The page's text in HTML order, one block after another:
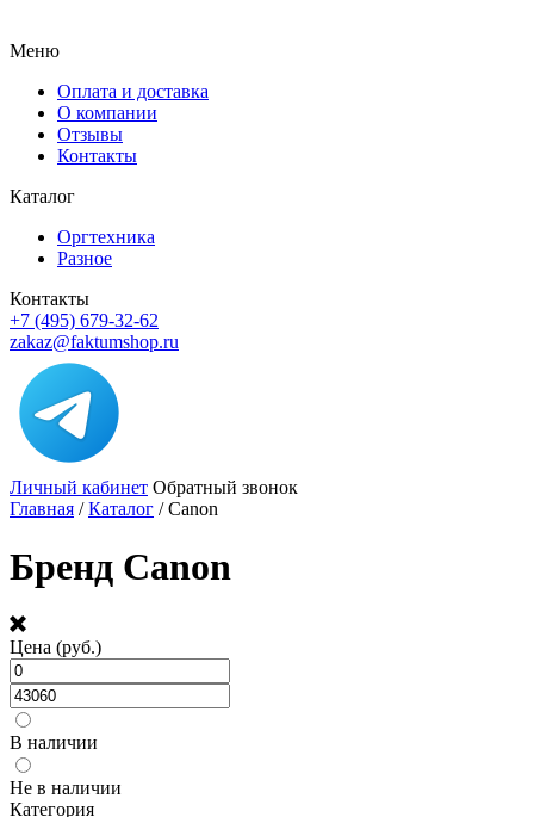
Меню
Оплата и доставка
О компании
Отзывы
Контакты
Каталог
Оргтехника
Разное
Контакты
+7 (495) 679-32-62
zakaz@faktumshop.ru
Личный кабинет Обратный звонок
Главная /Каталог /Canon
Бренд Canon
Цена (руб.)
В наличии
Не в наличии
Категория